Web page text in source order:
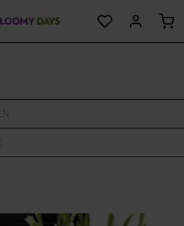
anzeigen